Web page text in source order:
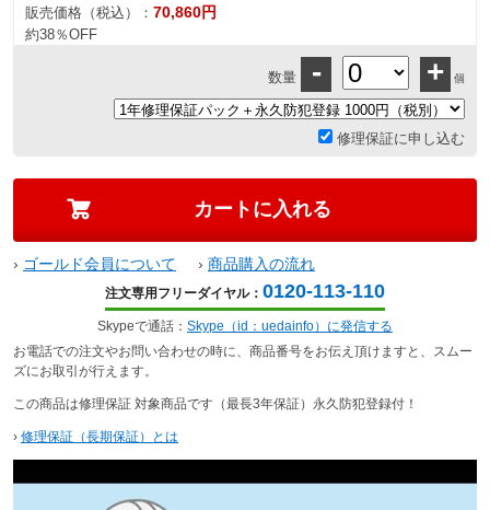
販売価格（税込）： 70,860円
約38％OFF
数量 - + 個
修理保証に申し込む
› ゴールド会員について › 商品購入の流れ
注文専用フリーダイヤル： 0120-113-110
Skypeで通話： Skype（id：uedainfo）に発信する
お電話での注文やお問い合わせの時に、商品番号をお伝え頂けますと、スムー
ズにお取引が行えます。
この商品は修理保証 対象商品です（最長3年保証）永久防犯登録付！
› 修理保証（長期保証）とは